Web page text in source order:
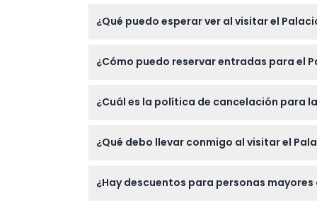
con actividades como el Jardín Mágico,
¿Qué puedo esperar ver al visitar el
Ejército Indio en el Palacio". Hay una
¿Cómo puedo reservar entradas para el
seleccionar la fecha y hora preferidas para
¿Cuál es la política de cancelación para
fecha reservada.
¿Qué debo llevar conmigo al visitar el
impresionante arquitectura y jardines, y
¿Hay descuentos para personas